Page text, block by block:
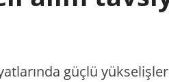
güçlü